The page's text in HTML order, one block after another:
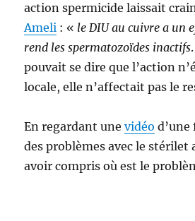
action spermicide laissait
Ameli : « le DIU au cuivre a un
rend les spermatozoïdes inactifs
pouvait se dire que l’action
locale, elle n’affectait pas le
En regardant unevidéo d’une
des problèmes avec le stérilet
avoir compris où est le